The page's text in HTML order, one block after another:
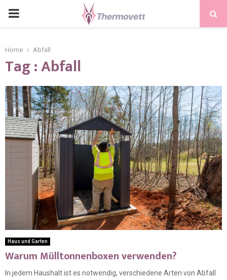
PRIMARY
Home Abfall
Tag : Abfall
Haus und Garten
Warum Mülltonnenboxen verwenden?
In jedem Haushalt ist es notwendig, verschiedene Arten von Abfall